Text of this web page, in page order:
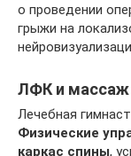
о проведении
грыжи на
ЛФК и массаж
Лечебная
Физические
каркас спины,